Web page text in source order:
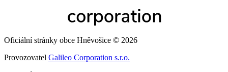
Oficiální stránky obce Hněvošice © 2026
Provozovatel Galileo Corporation s.r.o.